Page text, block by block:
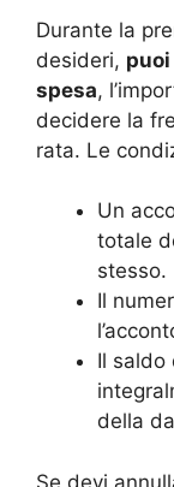
Durante la
desideri,
spesa,
decidere la
rata. Le
Un
totale
stesso.
Il
Il saldo
della
Se devi